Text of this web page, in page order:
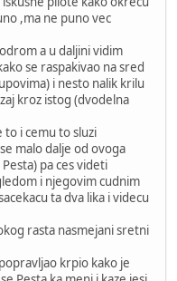
,ma ne puno vec
a u daljini vidim
se raspakivao na sred
i nesto nalik krilu
kroz istog (dvodelna
to i cemu to sluzi
malo dalje od ovoga
pa ces videti
i njegovim cudnim
ta dva lika i videcu
rasta nasmejani sretni
krpio kako je